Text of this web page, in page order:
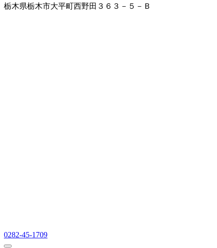
栃木県栃木市大平町西野田３６３－５－Ｂ
0282-45-1709